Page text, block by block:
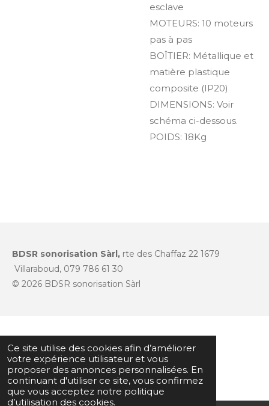
Ce site utilise des cookies afin d’améliorer
votre expérience utilisateur et vous
proposer des annonces personnalisées. En
continuant d'utiliser ce site, vous confirmez
que vous acceptez notre politique
d’utilisation des cookies.
esclave
MOTEURS: 10 moteurs
pas à pas
BOÎTIER: Métallique et
matière plastique
composite (IP20)
DIMENSIONS: Voir
schéma ci-dessous.
POIDS: 18Kg
BDSR sonorisation Sàrl, rte des Chaffaz 22 1679
Villaraboud, 079 786 61 30
© 2026 BDSR sonorisation Sàrl